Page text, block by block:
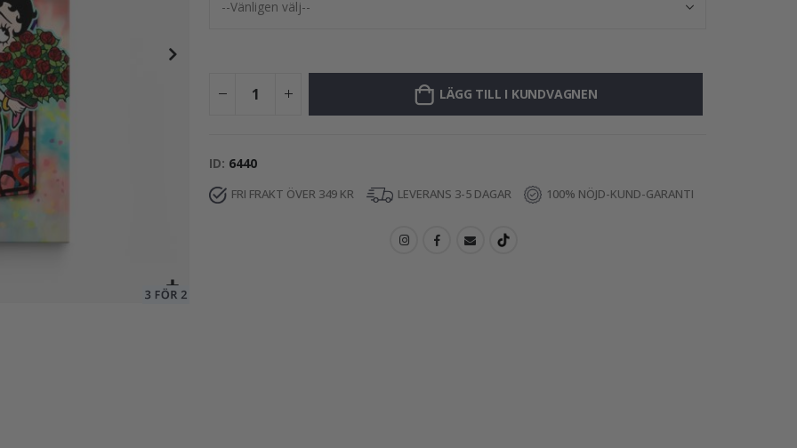
LÄGG TILL I KUNDVAGNEN
ID 6440
FRI FRAKT ÖVER 349 KR LEVERANS 3-5 DAGAR 100% NÖJD-KUND-GARANTI